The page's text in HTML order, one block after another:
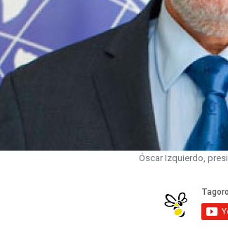
Óscar Izquierdo,